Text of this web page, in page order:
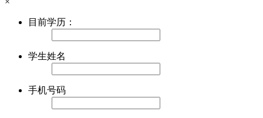
目前学历：
学生姓名
手机号码